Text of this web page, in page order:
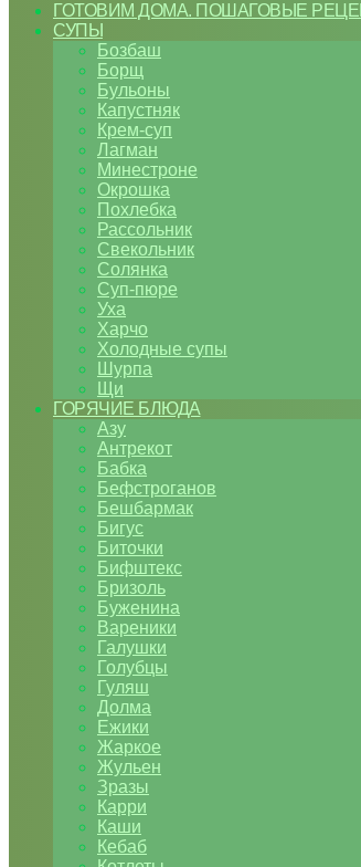
ГОТОВИМ ДОМА. ПОШАГОВЫЕ
СУПЫ
Бозбаш
Борщ
Бульоны
Капустняк
Крем-суп
Лагман
Минестроне
Окрошка
Похлебка
Рассольник
Свекольник
Солянка
Суп-пюре
Уха
Харчо
Холодные супы
Шурпа
Щи
ГОРЯЧИЕ БЛЮДА
Азу
Антрекот
Бабка
Бефстроганов
Бешбармак
Бигус
Биточки
Бифштекс
Бризоль
Буженина
Вареники
Галушки
Голубцы
Гуляш
Долма
Ежики
Жаркое
Жульен
Зразы
Карри
Каши
Кебаб